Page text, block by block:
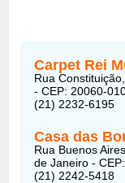
Carpet Rei
Rua
- CEP: 20060-
(21) 2232-6195
Casa das
Rua Buenos
de Janeiro -
(21) 2242-5418